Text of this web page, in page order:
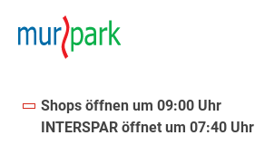
Shops öffnen um 09:00 Uhr
INTERSPAR öffnet um 07:40 Uhr